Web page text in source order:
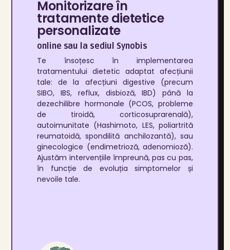
Monitorizare în
tratamente dietetice
personalizate
online sau la sediul Synobis
Te însoțesc în implementarea
tratamentului dietetic adaptat afecțiunii
tale: de la afecțiuni digestive (precum
SIBO, IBS, reflux, disbioză, IBD) până la
dezechilibre hormonale (PCOS, probleme
de tiroidă, corticosuprarenală),
autoimunitate (Hashimoto, LES, poliartrită
reumatoidă, spondilită anchilozantă), sau
ginecologice (endimetrioză, adenomioză).
Ajustăm intervențiile împreună, pas cu pas,
în funcție de evoluția simptomelor și
nevoile tale.